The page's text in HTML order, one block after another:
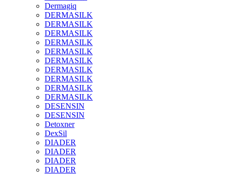
Dermagiq
DERMASILK
DERMASILK
DERMASILK
DERMASILK
DERMASILK
DERMASILK
DERMASILK
DERMASILK
DERMASILK
DERMASILK
DESENSIN
DESENSIN
Detoxner
DexSil
DIADER
DIADER
DIADER
DIADER